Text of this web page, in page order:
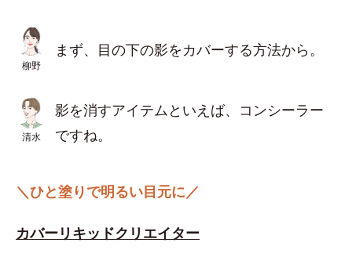
柳野
まず、目の下の影をカバーする方法から。
清水
影を消すアイテムといえば、コンシーラー
ですね。
＼ひと塗りで明るい目元に／
カバーリキッドクリエイター